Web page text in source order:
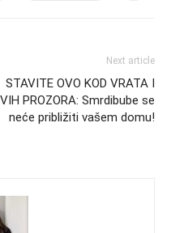
Next article
STAVITE OVO KOD VRATA I
PROZORA: Smrdibube se
neće približiti vašem domu!